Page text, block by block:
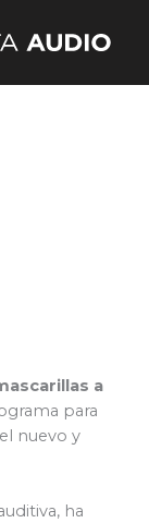
a
para
nuevo y
ha